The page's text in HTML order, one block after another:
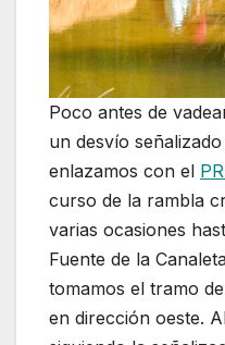
Poco antes de
un desvío
enlazamos con el
curso de la rambla
varias ocasiones
Fuente de la
tomamos el tramo
en dirección oeste.